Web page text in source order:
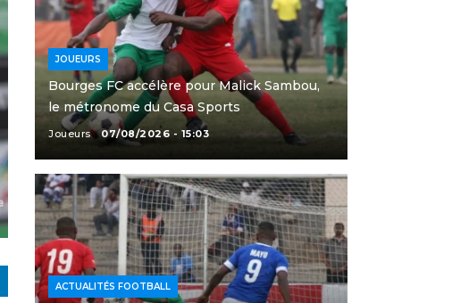
JOUEURS
Bourges FC accélère pour Malick Sambou,
le métronome du Casa Sports
Joueurs 07/08/2026 - 15:03
ACTUALITÉS FOOTBALL